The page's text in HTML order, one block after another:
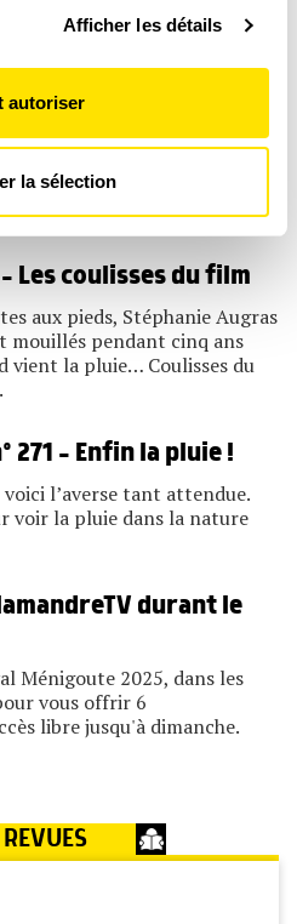
préférences, reportez-vous à
de personnaliser le contenu
fonctionnalités relatives aux
notre trafic. Nous
de médias sociaux, de
combiner celles-ci
vous leur avez fournies
de votre utilisation de leurs
Afficher les détails
autoriser
la sélection
NOS PRODUITS
découverte
Les coulisses du film
aux pieds, Stéphanie Augras
mouillés pendant cinq ans
vient la pluie… Coulisses du
271 – Enfin la pluie !
voici l’averse tant attendue.
voir la pluie dans la nature
durant le
Ménigoute 2025, dans les
vous offrir 6
libre jusqu'à dimanche.